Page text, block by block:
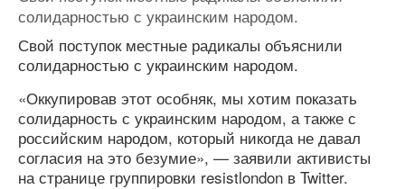
солидарностью с украинским народом.
Свой поступок местные радикалы объяснили
солидарностью с украинским народом.
«Оккупировав этот особняк, мы хотим показать
солидарность с украинским народом, а также с
российским народом, который никогда не давал
согласия на это безумие», — заявили активисты
на странице группировки resistlondon в Twitter.